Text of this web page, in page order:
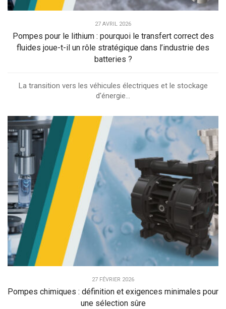
27 AVRIL 2026
Pompes pour le lithium : pourquoi le transfert correct des
fluides joue-t-il un rôle stratégique dans l’industrie des
batteries ?
La transition vers les véhicules électriques et le stockage
d'énergie...
27 FÉVRIER 2026
Pompes chimiques : définition et exigences minimales pour
une sélection sûre